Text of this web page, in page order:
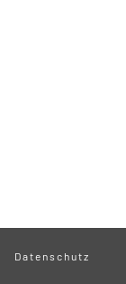
Datenschutz